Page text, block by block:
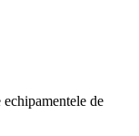
de